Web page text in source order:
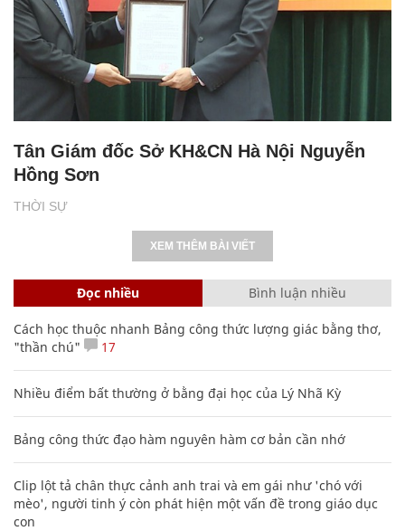
THỜI SỰ
Tân Giám đốc Sở KH&CN Hà Nội Nguyễn
Hồng Sơn
XEM THÊM BÀI VIẾT
Đọc nhiều Bình luận nhiều
Cách học thuộc nhanh Bảng công thức lượng giác bằng thơ,
"thần chú"
17
Nhiều điểm bất thường ở bằng đại học của Lý Nhã Kỳ
Bảng công thức đạo hàm nguyên hàm cơ bản cần nhớ
Clip lột tả chân thực cảnh anh trai và em gái như 'chó với
mèo', người tinh ý còn phát hiện một vấn đề trong giáo dục
con